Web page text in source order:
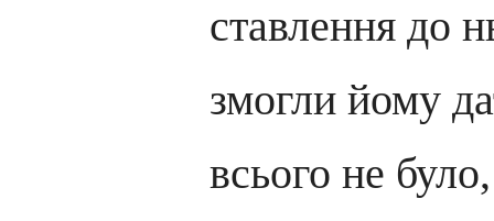
ставлення до
змогли йому
всього не